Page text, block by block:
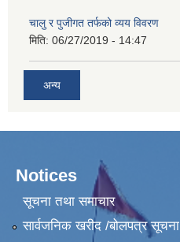
चालु र पुजीगत तर्फको व्यय विवरण
मिति: 06/27/2019 - 14:47
अन्य
Notices
सूचना तथा समाचार
सार्वजनिक खरीद /बोलपत्र सूचना